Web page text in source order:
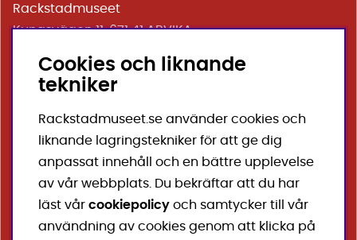
Rackstadmuseet
Kungsvägen 11, 671 41 ARVIKA
Telefon bemannad under öppettider:
Instagram
Cookies och liknande
tekniker
Rackstadmuseet.se använder cookies och
liknande lagringstekniker för att ge dig
anpassat innehåll och en bättre upplevelse
av vår webbplats. Du bekräftar att du har
läst vår cookiepolicy och samtycker till vår
användning av cookies genom att klicka på